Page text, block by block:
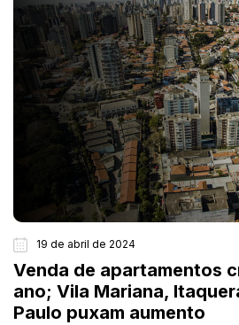
19 de abril de 2024
Venda de apartamentos
ano; Vila Mariana,
Paulo puxam aumento